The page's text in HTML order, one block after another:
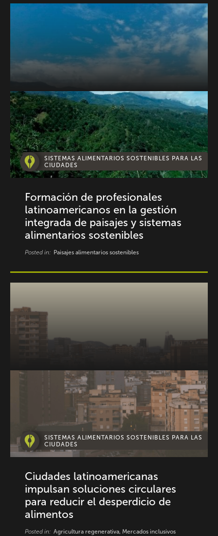
SISTEMAS ALIMENTARIOS SOSTENIBLES PARA LAS
CIUDADES
Formación de profesionales
latinoamericanos en la gestión
integrada de paisajes y sistemas
alimentarios sostenibles
Posted in: Paisajes alimentarios sostenibles
SISTEMAS ALIMENTARIOS SOSTENIBLES PARA LAS
CIUDADES
Ciudades latinoamericanas
impulsan soluciones circulares
para reducir el desperdicio de
alimentos
Posted in: Agricultura regenerativa, Mercados inclusivos